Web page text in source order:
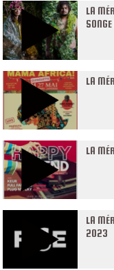
LA
LA
LA
LA
2023